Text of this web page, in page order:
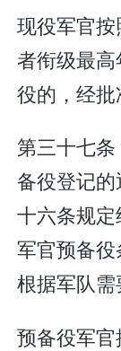
现役军官
者衔级最
役的，经批
第三十七
备役登记
十六条规
军官预备
根据军队需
预备役军